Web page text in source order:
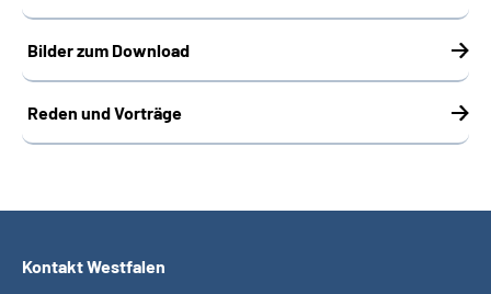
Mein Kundenportal
Bilder zum Download
Reden und Vorträge
Kontakt Westfalen